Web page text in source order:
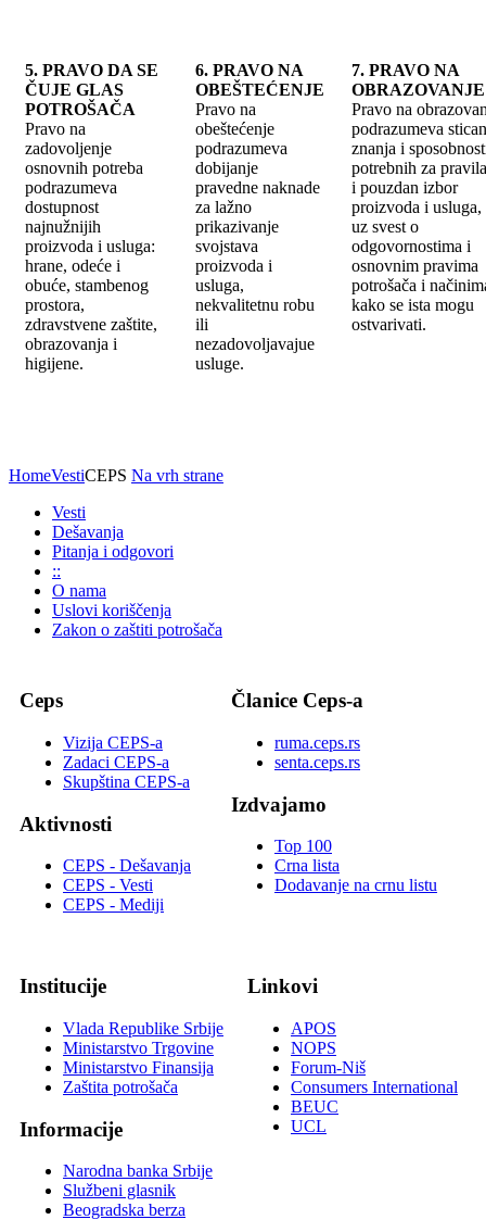
5. PRAVO DA SE
ČUJE GLAS
POTROŠAČA
Pravo na
zadovoljenje
osnovnih potreba
podrazumeva
dostupnost
najnužnijih
proizvoda i usluga:
hrane, odeće i
obuće, stambenog
prostora,
zdravstvene zaštite,
obrazovanja i
higijene.
6. PRAVO NA
OBEŠTEĆENJE
Pravo na
obeštećenje
podrazumeva
dobijanje
pravedne naknade
za lažno
prikazivanje
svojstava
proizvoda i
usluga,
nekvalitetnu robu
ili
nezadovoljavajue
usluge.
7. PRAVO NA
OBRAZOVANJE
Pravo na
podrazumeva
znanja i
potrebnih za
i pouzdan izbor
proizvoda i usluga,
uz svest o
odgovornostima i
osnovnim pravima
potrošača i
kako se ista mogu
ostvarivati.
HomeVestiCEPS Na vrh strane
Vesti
Dešavanja
Pitanja i odgovori
::
O nama
Uslovi koriščenja
Zakon o zaštiti potrošača
Ceps
Vizija CEPS-a
Zadaci CEPS-a
Skupština CEPS-a
Aktivnosti
CEPS - Dešavanja
CEPS - Vesti
CEPS - Mediji
Članice Ceps-a
ruma.ceps.rs
senta.ceps.rs
Izdvajamo
Top 100
Crna lista
Dodavanje na crnu listu
Institucije
Vlada Republike Srbije
Ministarstvo Trgovine
Ministarstvo Finansija
Zaštita potrošača
Informacije
Narodna banka Srbije
Službeni glasnik
Beogradska berza
Linkovi
APOS
NOPS
Forum-Niš
Consumers International
BEUC
UCL